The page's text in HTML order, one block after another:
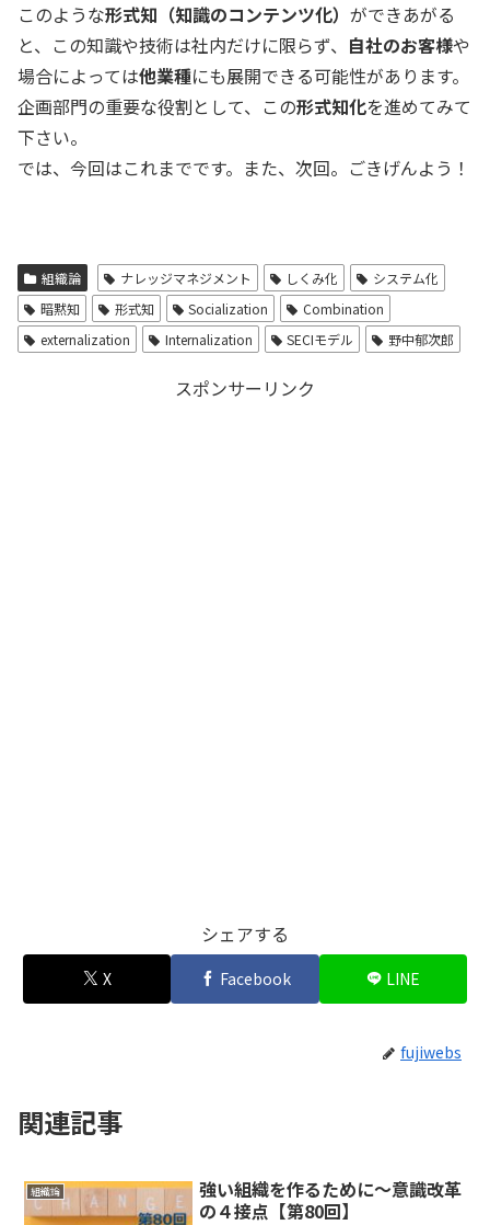
このような形式知（知識のコンテンツ化） ができあがる
と、この知識や技術は社内だけに限らず、 自社のお客様や
場合によっては他業種にも展開できる可能性があります。
企画部門の重要な役割として、この形式知化を進めてみて
下さい。
では、今回はこれまでです。また、次回。ごきげんよう！
組織論 ナレッジマネジメント しくみ化
システム化
暗黙知
形式知 Socialization
Combination
externalization
Internalization SECIモデル 野中郁次郎
スポンサーリンク
シェアする
X Facebook LINE
fujiwebs
関連記事
組織論
強い組織を作るために～意識改革
の４接点【第80回】